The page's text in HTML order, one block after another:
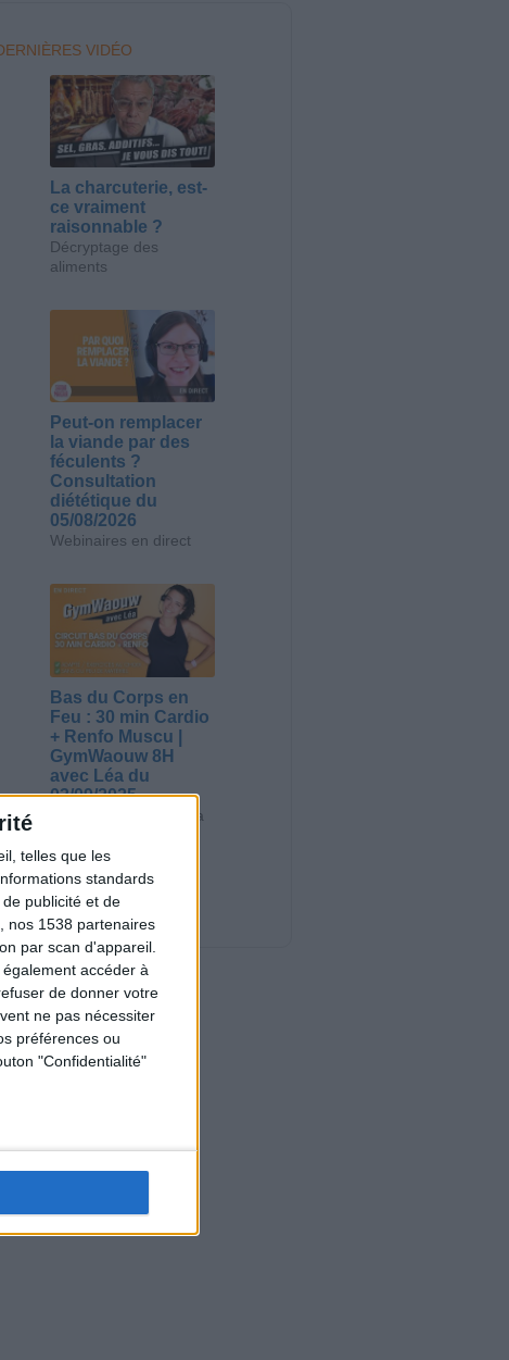
telles que les
standards
publicité et de
nos 1538 partenaires
par scan d'appareil.
accéder à
de donner votre
ne pas nécessiter
préférences ou
"Confidentialité"
VIDÉO
La charcuterie, est-
ce vraiment
raisonnable ?
Décryptage des
aliments
Peut-on remplacer
la viande par des
féculents ?
Consultation
diététique du
05/08/2026
Webinaires en direct
Bas du Corps en
Feu : 30 min Cardio
+ Renfo Muscu |
GymWaouw 8H
avec Léa du
03/09/2025
Sport pour maigrir à la
Nouveautés